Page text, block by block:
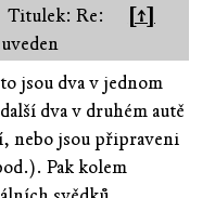
Titulek: Re:
[↑]
jsou dva v jednom
dva v druhém autě
nebo jsou připraveni
Pak kolem